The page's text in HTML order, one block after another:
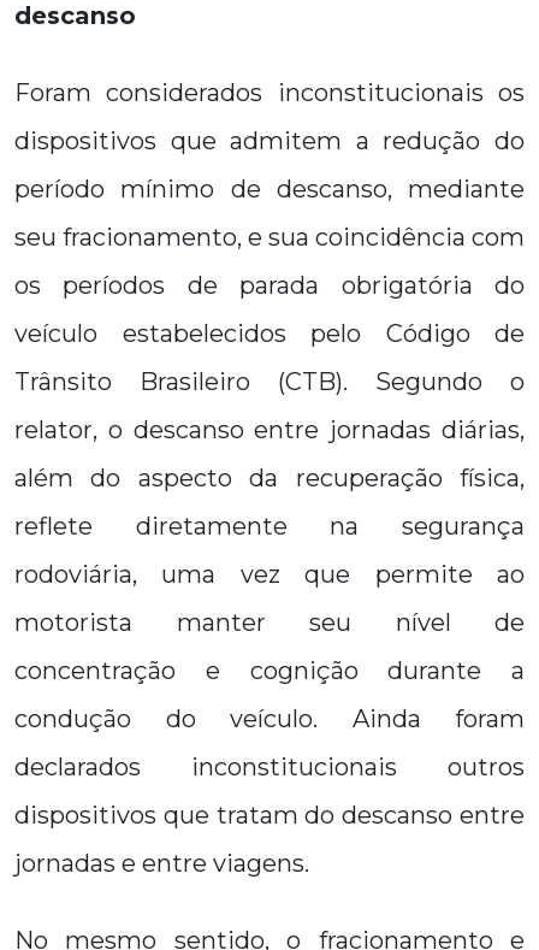
descanso
Foram considerados inconstitucionais os
dispositivos que admitem a redução do
período mínimo de descanso, mediante
seu fracionamento, e sua coincidência com
os períodos de parada obrigatória do
veículo estabelecidos pelo Código de
Trânsito Brasileiro (CTB). Segundo o
relator, o descanso entre jornadas diárias,
além do aspecto da recuperação física,
reflete diretamente na segurança
rodoviária, uma vez que permite ao
motorista manter seu nível de
concentração e cognição durante a
condução do veículo. Ainda foram
declarados inconstitucionais outros
dispositivos que tratam do descanso entre
jornadas e entre viagens.
No mesmo sentido, o fracionamento e